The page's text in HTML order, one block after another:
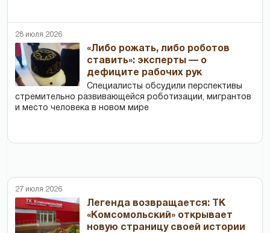
28 июля 2026
«Либо рожать, либо роботов
ставить»: эксперты — о
дефиците рабочих рук
Специалисты обсудили перспективы
стремительно развивающейся роботизации, мигрантов
и место человека в новом мире
27 июля 2026
Легенда возвращается: ТК
«Комсомольский» открывает
новую страницу своей истории